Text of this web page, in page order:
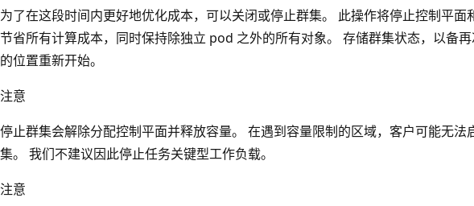
为了在这段时间内更好地优化成本，可以关闭或停止群集。 此操作将停止控制平面
节省所有计算成本，同时保持除独立 pod 之外的所有对象。 存储群集状态，以备
的位置重新开始。
注意
停止群集会解除分配控制平面并释放容量。 在遇到容量限制的区域，客户可能无法
集。 我们不建议因此停止任务关键型工作负载。
注意